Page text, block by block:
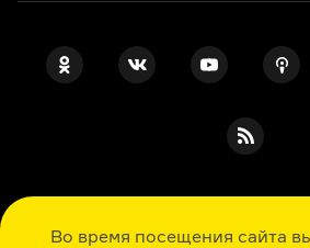
Во время посещения сайта